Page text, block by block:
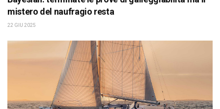
mistero del naufragio resta
22 GIU 2025